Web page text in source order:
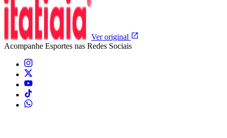
Ver original
Acompanhe Esportes nas Redes Sociais